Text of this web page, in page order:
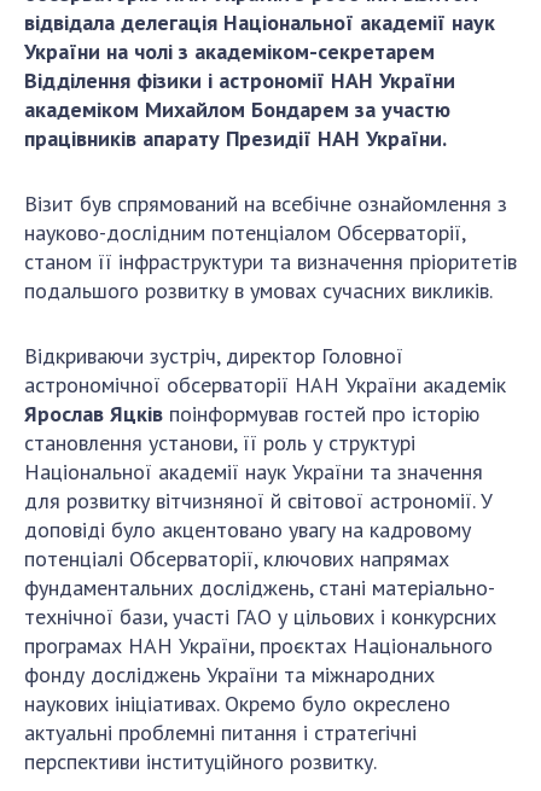
ДІЯЛЬНІСТЬ
Засідання Президії НАН України
Сесії Загальних зборів НАН України
Річні звіти НАН України
Наукові публікації та видавнича діяльність
Охорона прав інтелектуальної власності та
трансфер технологій в наукових установах
Центри колективного користування
науковими приладами НАН України
Оцінювання ефективності діяльності
наукових установ
Конкурси наукових досліджень НАН України
Відкрита наука в НАН України
Підготовка наукових кадрів
Робота з молоддю
МІЖНАРОДНЕ СПІВРОБІТНИЦТВО
Членство в міжнародних організаціях
відвідала делегація Національної академії наук
України на чолі з академіком-секретарем
Відділення фізики і астрономії НАН України
академіком Михайлом Бондарем за участю
працівників апарату Президії НАН України.
Візит був спрямований на всебічне ознайомлення з
науково-дослідним потенціалом Обсерваторії,
станом її інфраструктури та визначення пріоритетів
подальшого розвитку в умовах сучасних викликів.
Відкриваючи зустріч, директор Головної
астрономічної обсерваторії НАН України академік
Ярослав Яцків поінформував гостей про історію
становлення установи, її роль у структурі
Національної академії наук України та значення
для розвитку вітчизняної й світової астрономії. У
доповіді було акцентовано увагу на кадровому
потенціалі Обсерваторії, ключових напрямах
фундаментальних досліджень, стані матеріально-
технічної бази, участі ГАО у цільових і конкурсних
програмах НАН України, проєктах Національного
фонду досліджень України та міжнародних
наукових ініціативах. Окремо було окреслено
актуальні проблемні питання і стратегічні
перспективи інституційного розвитку.